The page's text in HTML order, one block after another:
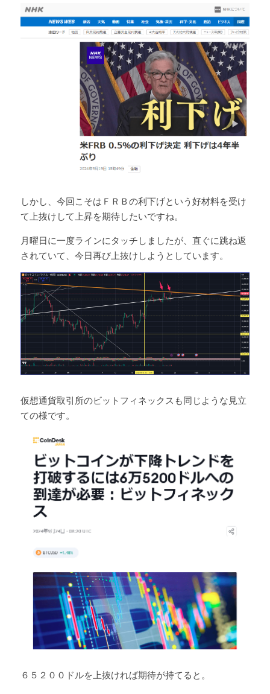
しかし、今回こそはＦＲＢの利下げという好材料を受け
て上抜けして上昇を期待したいですね。
月曜日に一度ラインにタッチしましたが、直ぐに跳ね返
されていて、今日再び上抜けしようとしています。
仮想通貨取引所のビットフィネックスも同じような見立
ての様です。
６５２００ドルを上抜ければ期待が持てると。